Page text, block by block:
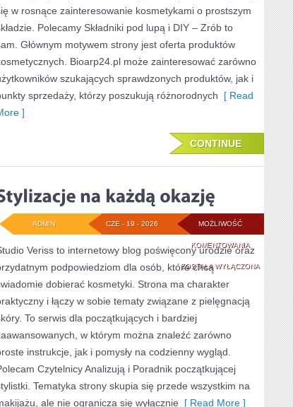
w rosnące zainteresowanie kosmetykami o prostszym
Polecamy Składniki pod lupą i DIY – Zrób to
Głównym motywem strony jest oferta produktów
Bioarp24.pl może zainteresować zarówno
szukających sprawdzonych produktów, jak i
sprzedaży, którzy poszukują różnorodnych [ Read
]
CONTINUE
MOŻLIWOŚĆ
KOMENTOWANIASTYLIZACJE
NA
KAŻDĄ
OKAZJĘ
ZOSTAŁA WYŁĄCZONA
CZE - 19 - 2026
ADMIN
Veriss to internetowy blog poświęcony urodzie oraz
podpowiedziom dla osób, które chcą
dobierać kosmetyki. Strona ma charakter
i łączy w sobie tematy związane z pielęgnacją
To serwis dla początkujących i bardziej
w którym można znaleźć zarówno
instrukcje, jak i pomysły na codzienny wygląd.
Czytelnicy Analizują i Poradnik początkującej
Tematyka strony skupia się przede wszystkim na
ale nie ogranicza się wyłącznie [ Read More ]